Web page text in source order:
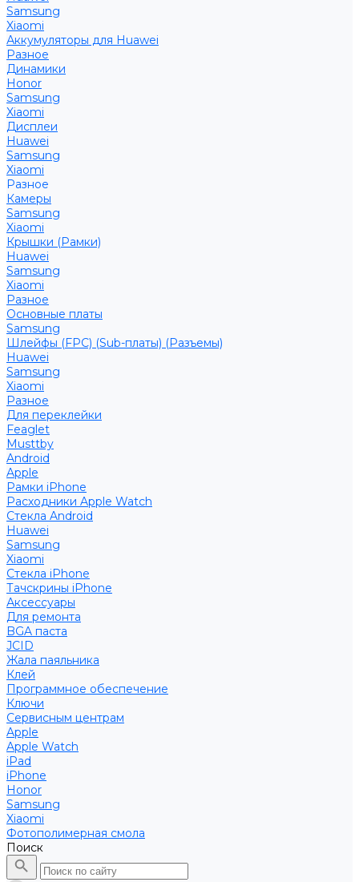
Samsung
Xiaomi
Аккумуляторы для Huawei
Разное
Динамики
Honor
Samsung
Xiaomi
Дисплеи
Huawei
Samsung
Xiaomi
Разное
Камеры
Samsung
Xiaomi
Крышки (Рамки)
Huawei
Samsung
Xiaomi
Разное
Основные платы
Samsung
Шлейфы (FPC) (Sub-платы) (Разъемы)
Huawei
Samsung
Xiaomi
Разное
Для переклейки
Feaglet
Musttby
Android
Apple
Рамки iPhone
Расходники Apple Watch
Стекла Android
Huawei
Samsung
Xiaomi
Стекла iPhone
Тачскрины iPhone
Аксессуары
Для ремонта
BGA паста
JCID
Жала паяльника
Клей
Программное обеспечение
Ключи
Сервисным центрам
Apple
Apple Watch
iPad
iPhone
Honor
Samsung
Xiaomi
Фотополимерная смола
Поиск